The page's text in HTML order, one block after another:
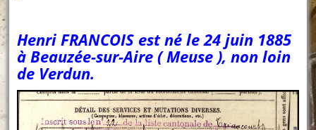
Henri FRANCOIS est né le 24 juin 1885
à Beauzée-sur-Aire ( Meuse ), non loin
de Verdun.